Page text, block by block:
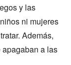
y las
ni mujeres
Además,
a las